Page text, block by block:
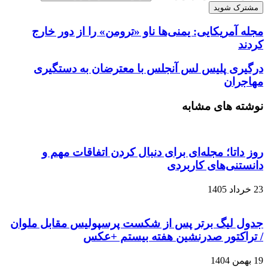
مجله آمریکایی: یمنی‌ها ناو «ترومن» را از دور خارج
کردند
درگیری پلیس لس آنجلس با معترضان به دستگیری
مهاجران
نوشته های مشابه
روز داتا؛ مجله‌ای برای دنبال کردن اتفاقات مهم و
دانستنی‌های کاربردی
23 خرداد 1405
جدول لیگ برتر پس از شکست پرسپولیس مقابل ملوان
/ تراکتور صدرنشین هفته بیستم +عکس
19 بهمن 1404